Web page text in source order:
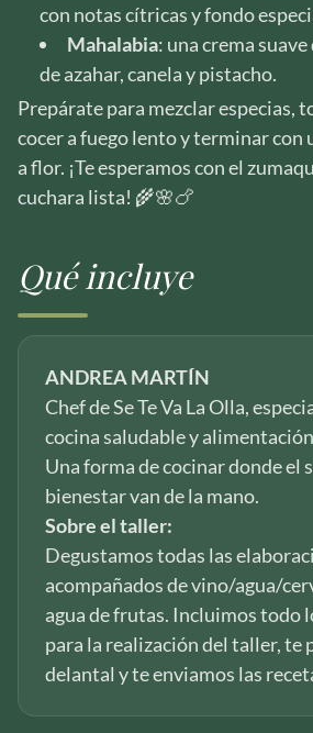
con notas cítricas y fondo
Mahalabia: una crema
de azahar, canela y pistacho.
Prepárate para mezclar especias,
cocer a fuego lento y terminar con
a flor. ¡Te esperamos con el
cuchara lista! 🌾🌸🍗
Qué incluye
ANDREA MARTÍN
Chef de Se Te Va La Olla,
cocina saludable y
Una forma de cocinar donde el
bienestar van de la mano.
Sobre el taller:
Degustamos todas las
acompañados de vino/agua/
agua de frutas. Incluimos todo
para la realización del taller, te
delantal y te enviamos las